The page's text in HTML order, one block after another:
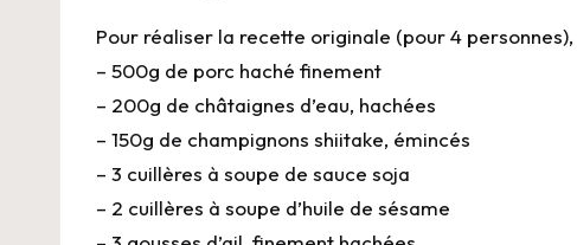
Pour réaliser la recette originale (pour 4 personnes),
– 500g de porc haché finement
– 200g de châtaignes d’eau, hachées
– 150g de champignons shiitake, émincés
– 3 cuillères à soupe de sauce soja
– 2 cuillères à soupe d’huile de sésame